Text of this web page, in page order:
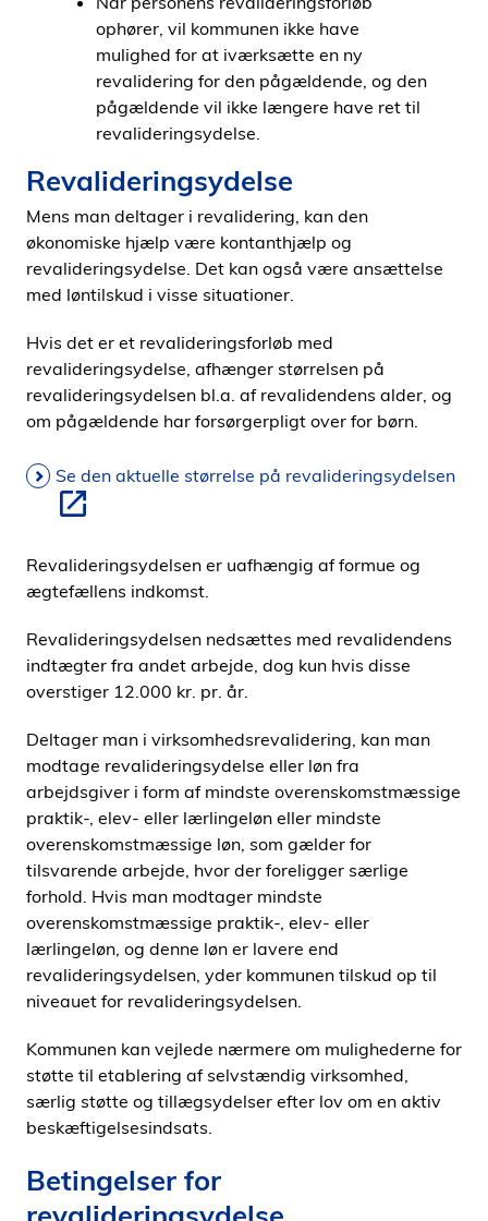
ophører, vil kommunen ikke have
mulighed for at iværksætte en ny
revalidering for den pågældende, og den
pågældende vil ikke længere have ret til
revalideringsydelse.
Revalideringsydelse
Mens man deltager i revalidering, kan den
økonomiske hjælp være kontanthjælp og
revalideringsydelse. Det kan også være ansættelse
med løntilskud i visse situationer.
Hvis det er et revalideringsforløb med
revalideringsydelse, afhænger størrelsen på
revalideringsydelsen bl.a. af revalidendens alder, og
om pågældende har forsørgerpligt over for børn.
Se den aktuelle størrelse på revalideringsydelsen
Revalideringsydelsen er uafhængig af formue og
ægtefællens indkomst.
Revalideringsydelsen nedsættes med revalidendens
indtægter fra andet arbejde, dog kun hvis disse
overstiger 12.000 kr. pr. år.
Deltager man i virksomhedsrevalidering, kan man
modtage revalideringsydelse eller løn fra
arbejdsgiver i form af mindste overenskomstmæssige
praktik-, elev- eller lærlingeløn eller mindste
overenskomstmæssige løn, som gælder for
tilsvarende arbejde, hvor der foreligger særlige
forhold. Hvis man modtager mindste
overenskomstmæssige praktik-, elev- eller
lærlingeløn, og denne løn er lavere end
revalideringsydelsen, yder kommunen tilskud op til
niveauet for revalideringsydelsen.
Kommunen kan vejlede nærmere om mulighederne for
støtte til etablering af selvstændig virksomhed,
særlig støtte og tillægsydelser efter lov om en aktiv
beskæftigelsesindsats.
Betingelser for